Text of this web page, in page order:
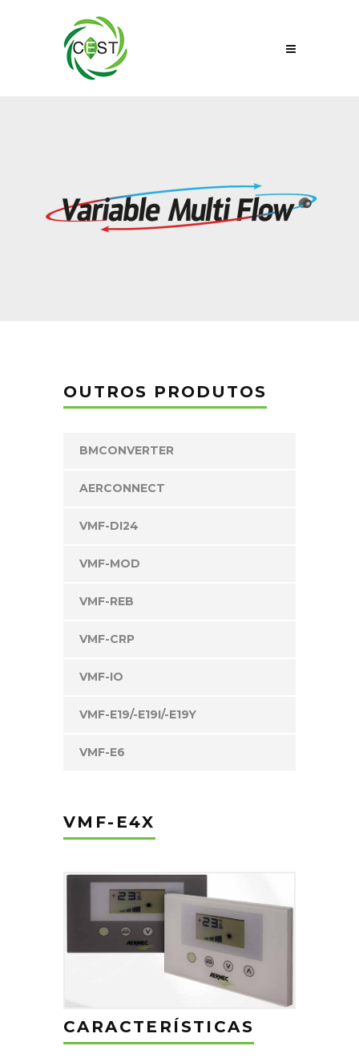
OUTROS PRODUTOS
BMCONVERTER
AERCONNECT
VMF-DI24
VMF-MOD
VMF-REB
VMF-CRP
VMF-IO
VMF-E19/-E19I/-E19Y
VMF-E6
VMF-E4X
CARACTERÍSTICAS